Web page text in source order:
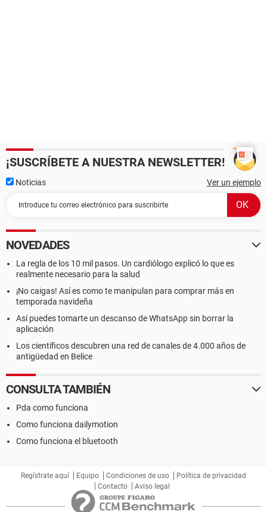
¡SUSCRÍBETE A NUESTRA NEWSLETTER!
Noticias Ver un ejemplo
NOVEDADES
La regla de los 10 mil pasos. Un cardiólogo explicó lo que es
realmente necesario para la salud
¡No caigas! Así es como te manipulan para comprar más en
temporada navideña
Así puedes tomarte un descanso de WhatsApp sin borrar la
aplicación
Los científicos descubren una red de canales de 4.000 años de
antigüedad en Belice
CONSULTA TAMBIÉN
Pda como funciona
Como funciona dailymotion
Como funciona el bluetooth
Regístrate aquí Equipo Condiciones de uso
Política de privacidad
Contacto
Aviso legal